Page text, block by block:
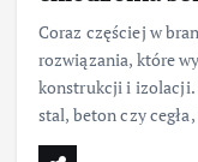
Coraz częściej w
rozwiązania, które
konstrukcji i izolacji.
stal, beton czy